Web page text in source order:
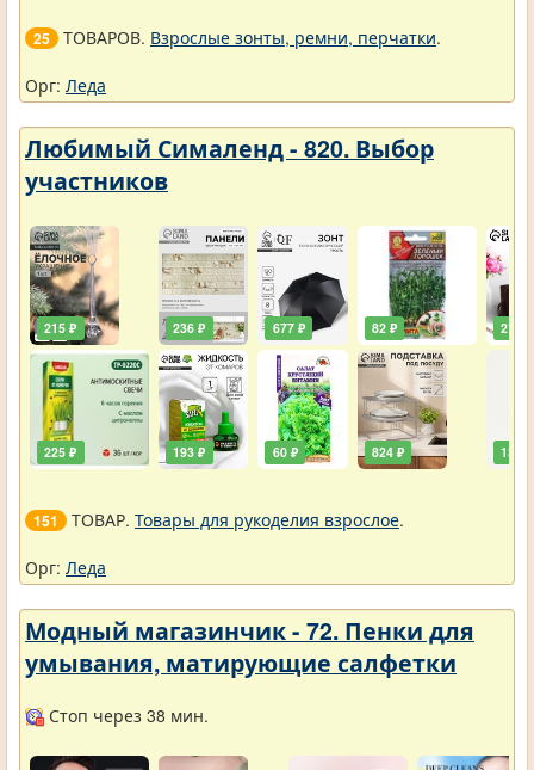
25 ТОВАРОВ. Взрослые зонты, ремни, перчатки.
Орг: Леда
Любимый Сималенд - 820. Выбор
участников
215 ₽
225 ₽
236 ₽
193 ₽
677 ₽
60 ₽
82 ₽
824 ₽
211 ₽
138 ₽
151 ТОВАР. Товары для рукоделия взрослое.
Орг: Леда
Модный магазинчик - 72. Пенки для
умывания, матирующие салфетки
Стоп через 38 мин.